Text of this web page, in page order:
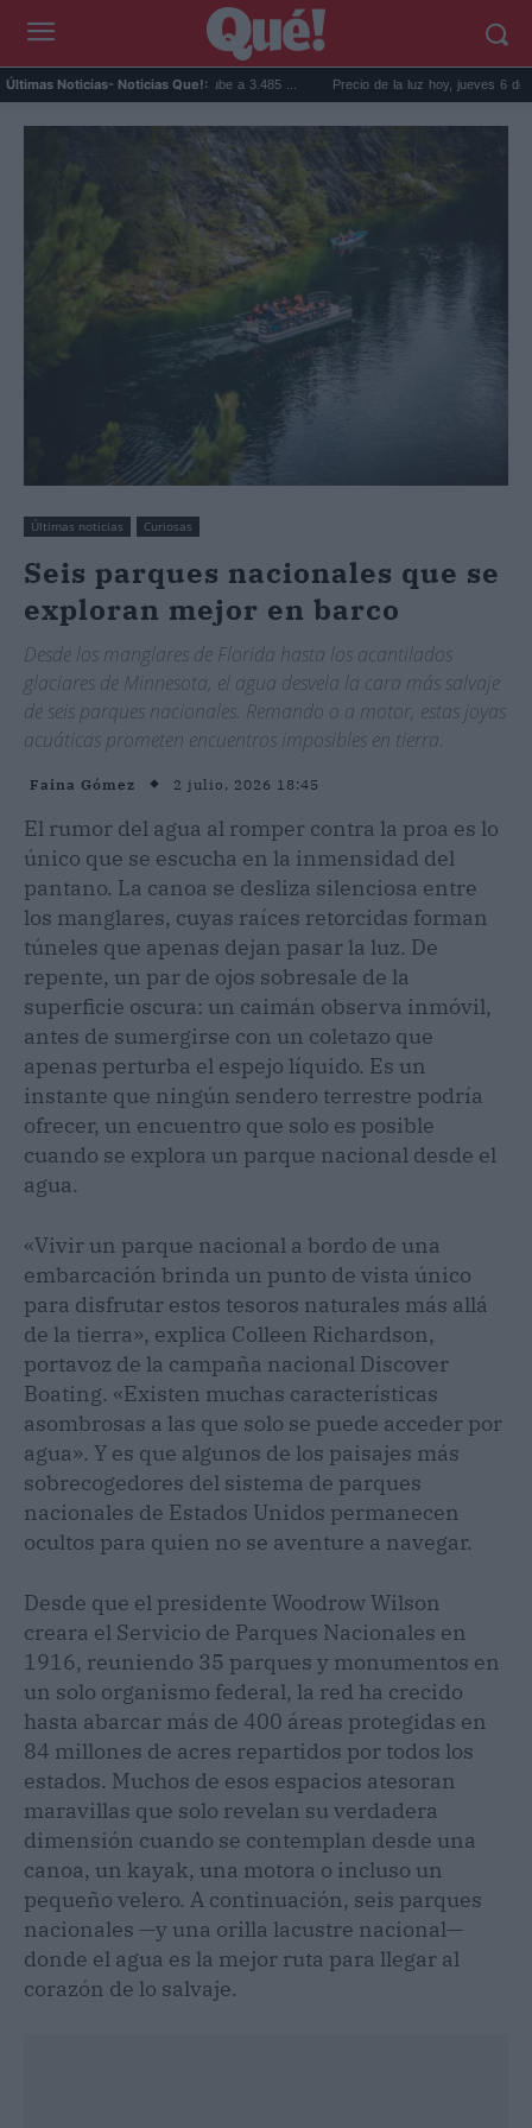
Últimas Noticias- Noticias Que!:
en Valencia sube a 3.485 ... Precio de la luz hoy, jueves 6 de agosto: la hora ...
Últimas noticias Curiosas
Seis parques nacionales que se
exploran mejor en barco
Desde los manglares de Florida hasta los acantilados
glaciares de Minnesota, el agua desvela la cara más salvaje
de seis parques nacionales. Remando o a motor, estas joyas
acuáticas prometen encuentros imposibles en tierra.
Faina Gómez 2 julio, 2026 18:45
El rumor del agua al romper contra la proa es lo
único que se escucha en la inmensidad del
pantano. La canoa se desliza silenciosa entre
los manglares, cuyas raíces retorcidas forman
túneles que apenas dejan pasar la luz. De
repente, un par de ojos sobresale de la
superficie oscura: un caimán observa inmóvil,
antes de sumergirse con un coletazo que
apenas perturba el espejo líquido. Es un
instante que ningún sendero terrestre podría
ofrecer, un encuentro que solo es posible
cuando se explora un parque nacional desde el
agua.
«Vivir un parque nacional a bordo de una
embarcación brinda un punto de vista único
para disfrutar estos tesoros naturales más allá
de la tierra», explica Colleen Richardson,
portavoz de la campaña nacional Discover
Boating. «Existen muchas características
asombrosas a las que solo se puede acceder por
agua». Y es que algunos de los paisajes más
sobrecogedores del sistema de parques
nacionales de Estados Unidos permanecen
ocultos para quien no se aventure a navegar.
Desde que el presidente Woodrow Wilson
creara el Servicio de Parques Nacionales en
1916, reuniendo 35 parques y monumentos en
un solo organismo federal, la red ha crecido
hasta abarcar más de 400 áreas protegidas en
84 millones de acres repartidos por todos los
estados. Muchos de esos espacios atesoran
maravillas que solo revelan su verdadera
dimensión cuando se contemplan desde una
canoa, un kayak, una motora o incluso un
pequeño velero. A continuación, seis parques
nacionales —y una orilla lacustre nacional—
donde el agua es la mejor ruta para llegar al
corazón de lo salvaje.